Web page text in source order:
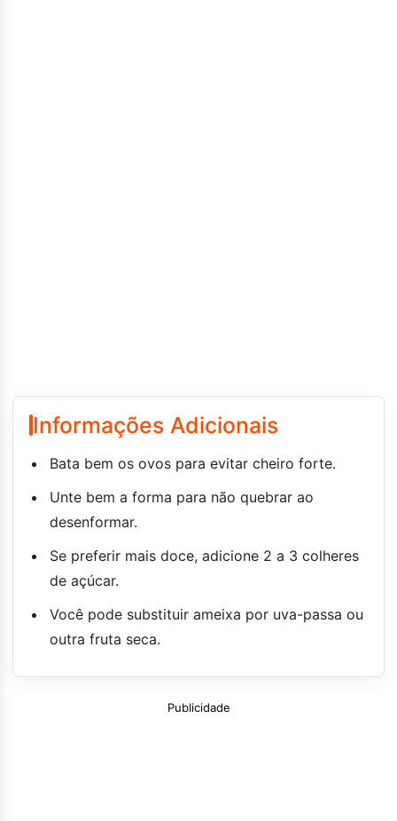
Informações Adicionais
Bata bem os ovos para evitar cheiro forte.
Unte bem a forma para não quebrar ao
desenformar.
Se preferir mais doce, adicione 2 a 3 colheres
de açúcar.
Você pode substituir ameixa por uva-passa ou
outra fruta seca.
Publicidade